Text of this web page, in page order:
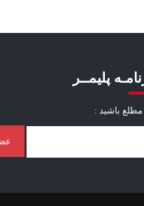
پلیمــر
مطلع باشید :